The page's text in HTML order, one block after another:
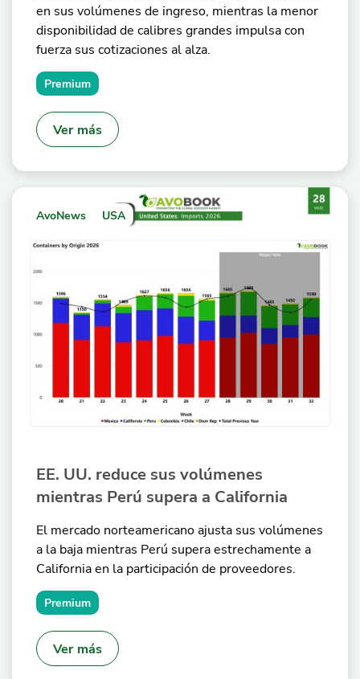
en sus volúmenes de ingreso, mientras la menor
disponibilidad de calibres grandes impulsa con
fuerza sus cotizaciones al alza.
Premium
Ver más
AvoNews USA
EE. UU. reduce sus volúmenes
mientras Perú supera a California
El mercado norteamericano ajusta sus volúmenes
a la baja mientras Perú supera estrechamente a
California en la participación de proveedores.
Premium
Ver más